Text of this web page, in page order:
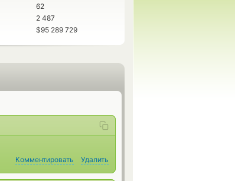
62
2 487
$95 289 729
Комментировать Удалить